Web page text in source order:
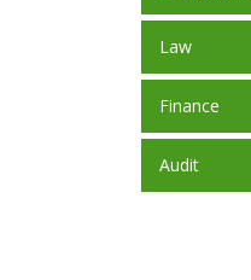
Law
Finance
Audit